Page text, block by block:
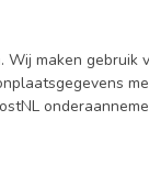
maken gebruik